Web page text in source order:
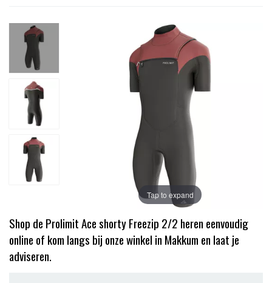
Vul hem met producten.
Tap to expand
Shop de Prolimit Ace shorty Freezip 2/2 heren eenvoudig
online of kom langs bij onze winkel in Makkum en laat je
adviseren.